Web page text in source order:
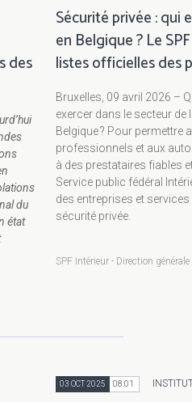
des
du
état
Sécurité privée : qui
en Belgique ? Le
listes officielles des
Bruxelles, 09 avril 2026 –
exercer dans le secteur de
Belgique ? Pour permettre
professionnels et aux
à des prestataires fiables
Service public fédéral
des entreprises et
sécurité privée.
SPF Intérieur - Direction
03 OCT 2025 08:01